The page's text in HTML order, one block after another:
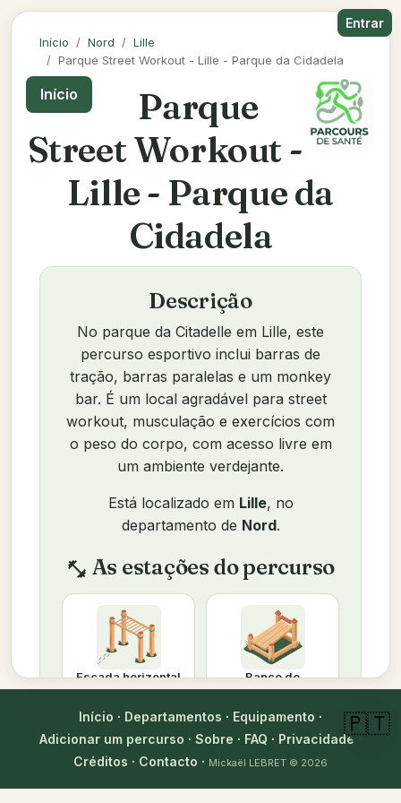
Entrar
Início Nord
Lille
Parque Street Workout - Lille - Parque da Cidadela
Início
Parque
Street Workout -
Lille - Parque da
Cidadela
Descrição
No parque da Citadelle em Lille, este
percurso esportivo inclui barras de
tração, barras paralelas e um monkey
bar. É um local agradável para street
workout, musculação e exercícios com
o peso do corpo, com acesso livre em
um ambiente verdejante.
Está localizado em Lille, no
departamento de Nord.
fitness_center As estações do percurso
Escada horizontal
Banco de
abdominais
format_list_numberedAs estações pela ordem do
percurso
Aqui está uma sessão completa para
Início · Departamentos · Equipamento ·
Adicionar um percurso · Sobre · FAQ · Privacidade·
Créditos · Contacto · Mickaël LEBRET © 2026
🇵🇹